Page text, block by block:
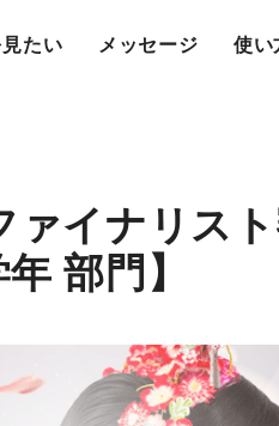
たい メッセージ 使い
ァイナリス
部門】